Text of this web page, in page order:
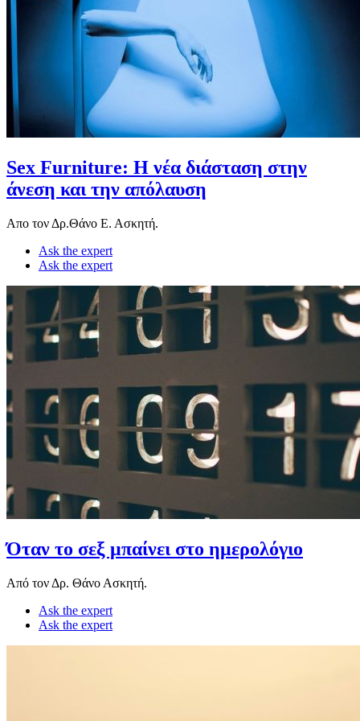
Sex Furniture: Η νέα διάσταση στην
άνεση και την απόλαυση
Απο τον Δρ.Θάνο Ε. Ασκητή.
Ask the expert
Ask the expert
Όταν το σεξ μπαίνει στο ημερολόγιο
Από τον Δρ. Θάνο Ασκητή.
Ask the expert
Ask the expert